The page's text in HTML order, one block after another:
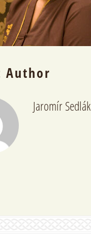
Author
Jaromír Sedlák